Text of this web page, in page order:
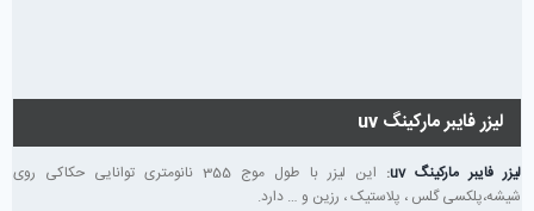
لیزر فایبر مارکینگ uv
لیزر فایبر مارکینگ uv :
این لیزر با طول موج 355 نانومتری توانایی حکاکی روی
شیشه،پلکسی گلس ، پلاستیک ، رزین و … دارد.